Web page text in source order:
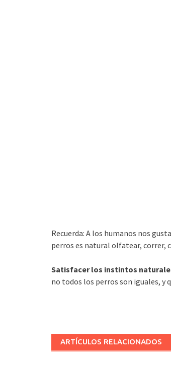
Recuerda: A los humanos nos
perros es natural olfatear, correr,
Satisfacer los instintos
no todos los perros son iguales, y
ARTÍCULOS RELACIONADOS